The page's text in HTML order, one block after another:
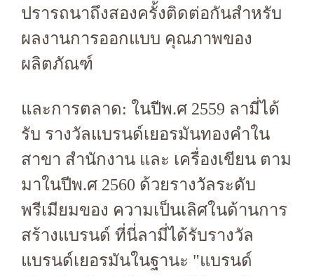
ปรารถนาถึงสองครั้งติดต่อกันสำหรับ
ผลงานการออกแบบ คุณภาพของ
ผลิตภัณฑ์
และการตลาด: ในปีพ.ศ 2559 ลามี่ได้
รับ รางวัลแบรนด์เยอรมันทองคำใน
สาขา สำนักงาน และ เครื่องเขียน ตาม
มาในปีพ.ศ 2560 ด้วยรางวัลระดับ
พรีเมียมของ ความเป็นเลิศในด้านการ
สร้างแบรนด์ ที่นี่ลามี่ได้รับรางวัล
แบรนด์เยอรมันในฐานะ "แบรนด์